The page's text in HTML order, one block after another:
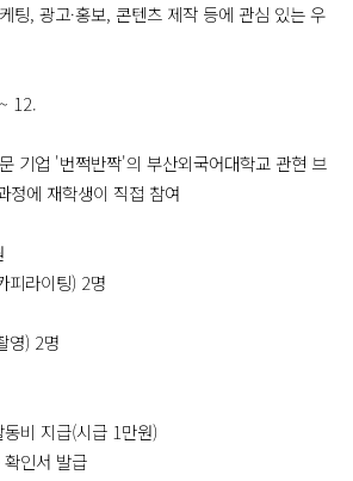
팅, 광고·홍보, 콘텐츠 제작 등에 관심 있는 우
12.
기업 '번쩍반짝'의 부산외국어대학교 관현 브
정에 재학생이 직접 참여
피라이팅) 2명
영) 2명
비 지급(시급 1만원)
인서 발급